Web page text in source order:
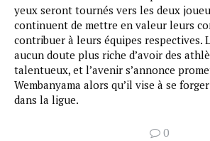
yeux seront tournés vers les deux
continuent de mettre en valeur leurs
contribuer à leurs équipes respectives.
aucun doute plus riche d’avoir des
talentueux, et l’avenir s’annonce
Wembanyama alors qu’il vise à se
dans la ligue.
0